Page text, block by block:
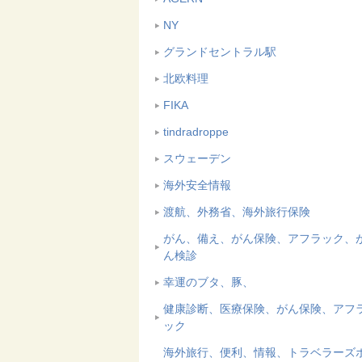
NY
グランドセントラル駅
北欧料理
FIKA
tindradroppe
スウェーデン
海外安全情報
渡航、外務省、海外旅行保険
がん、備え、がん保険、アフラック、
ん検診
幸運のブタ、豚、
健康診断、医療保険、がん保険、アフ
ック
海外旅行、便利、情報、トラベラーズ